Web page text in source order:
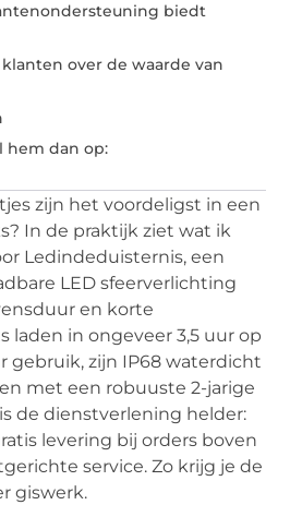
biedt
over de waarde van
hem dan op:
zijn het voordeligst in een
In de praktijk ziet wat ik
Ledindeduisternis, een
LED sfeerverlichting
en korte
laden in ongeveer 3,5 uur op
gebruik, zijn IP68 waterdicht
met een robuuste 2-jarige
de dienstverlening helder:
levering bij orders boven
service. Zo krijg je de
giswerk.